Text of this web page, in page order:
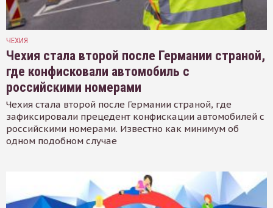
ЧЕХИЯ
Чехия стала второй после Германии страной,
где конфисковали автомобиль с
российскими номерами
Чехия стала второй после Германии страной, где
зафиксировали прецедент конфискации автомобилей с
российскими номерами. Известно как минимум об
одном подобном случае